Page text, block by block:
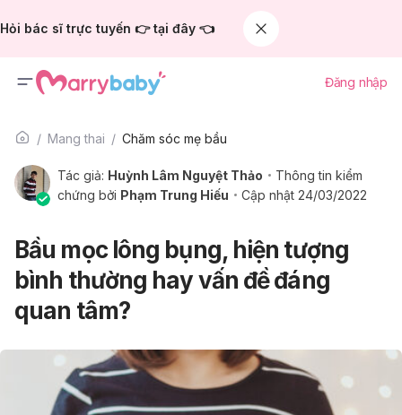
Hỏi bác sĩ trực tuyến 👉 tại đây 👈
Đăng nhập
Mang thai Chăm sóc mẹ bầu
Tác giả: Huỳnh Lâm Nguyệt Thảo
Thông tin kiểm
chứng bởi Phạm Trung Hiếu Cập nhật 24/03/2022
Bầu mọc lông bụng, hiện tượng
bình thường hay vấn đề đáng
quan tâm?